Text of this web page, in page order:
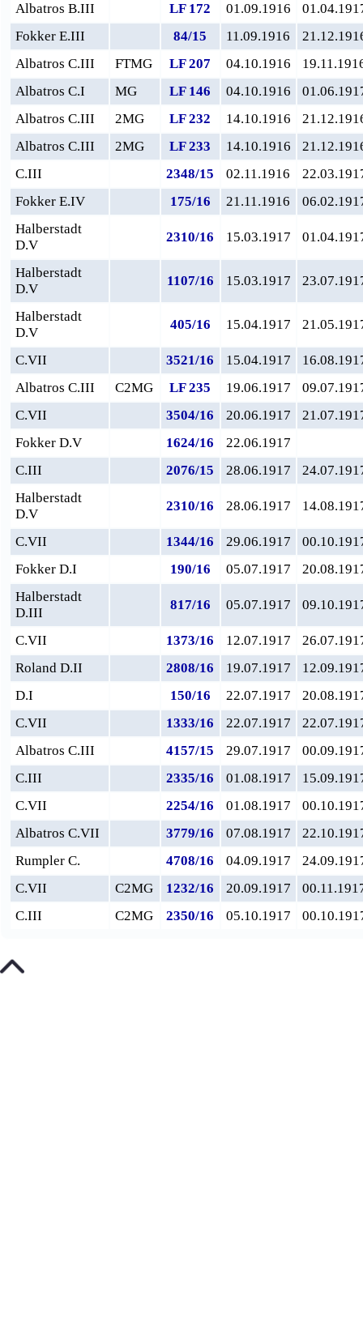
Albatros B.III
LF 172 01.09.1916
Fokker E.III
84/15 11.09.1916
Albatros C.III
FTMG LF 207 04.10.1916
Albatros C.I
MG LF 146 04.10.1916
Albatros C.III
2MG LF 232 14.10.1916
Albatros C.III
2MG LF 233 14.10.1916
C.III
2348/15 02.11.1916
Fokker E.IV
175/16 21.11.1916
Halberstadt
D.V
2310/16 15.03.1917
Halberstadt
D.V
1107/16 15.03.1917
Halberstadt
D.V
405/16 15.04.1917
C.VII 3521/16 15.04.1917
Albatros C.III
C2MG LF 235 19.06.1917
C.VII
3504/16 20.06.1917
Fokker D.V
1624/16
22.06.1917
C.III
2076/15 28.06.1917
Halberstadt
D.V
2310/16 28.06.1917
C.VII 1344/16 29.06.1917
Fokker D.I
190/16 05.07.1917
Halberstadt
D.III
817/16 05.07.1917
C.VII 1373/16 12.07.1917
Roland D.II
2808/16 19.07.1917
D.I
150/16 22.07.1917
C.VII
1333/16 22.07.1917
Albatros C.III
4157/15 29.07.1917
C.III
2335/16 01.08.1917
C.VII
2254/16 01.08.1917
Albatros C.VII
3779/16 07.08.1917
Rumpler C.
4708/16 04.09.1917
C.VII
C2MG 1232/16 20.09.1917
C.III
C2MG 2350/16 05.10.1917